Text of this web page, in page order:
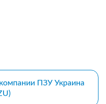
ПЗУ Украина